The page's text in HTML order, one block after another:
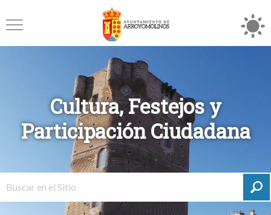
Cultura, Festejos y
Participación Ciudadana